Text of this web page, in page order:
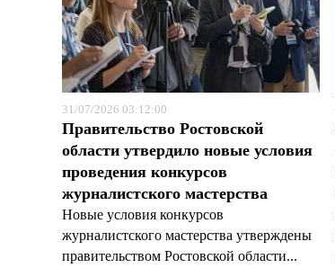
31/07/2026 03:12:00
Правительство Ростовской
области утвердило новые условия
проведения конкурсов
журналистского мастерства
Новые условия конкурсов
журналистского мастерства утверждены
правительством Ростовской области...